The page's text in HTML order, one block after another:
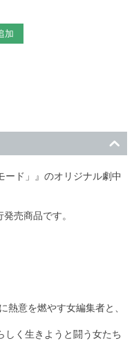
加
ード」』のオリジナル劇中
売商品です。
熱意を燃やす女編集者と、
しく生きようと闘う女たち